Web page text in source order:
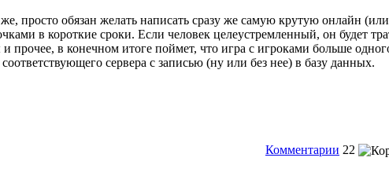
просто обязан желать написать сразу же самую крутую онлайн (или
в короткие сроки. Если человек целеустремленный, он будет
прочее, в конечном итоге поймет, что игра с игроками больше
сервера с записью (ну или без нее) в базу данных.
Комментарии 22